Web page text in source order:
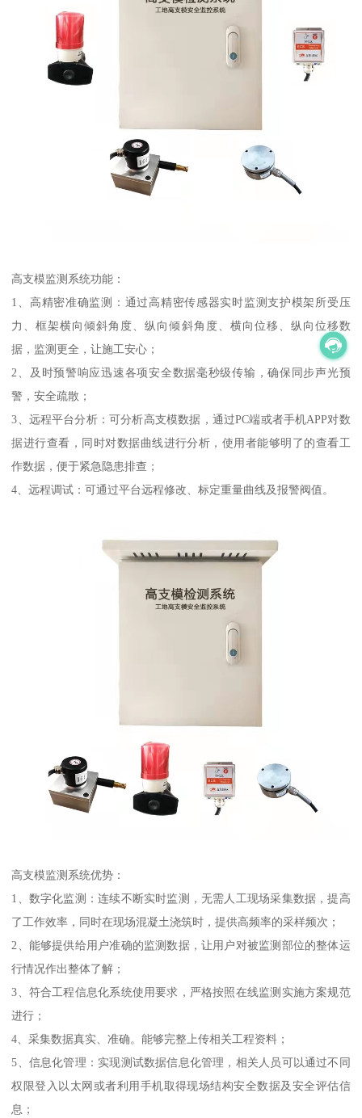
高支模监测系统功能：
1、高精密准确监测：通过高精密传感器实时监测支护模架所受压
力、框架横向倾斜角度、纵向倾斜角度、横向位移、纵向位移数
据，监测更全，让施工安心；
2、及时预警响应迅速各项安全数据毫秒级传输，确保同步声光预
警，安全疏散；
3、远程平台分析：可分析高支模数据，通过PC端或者手机APP对数
据进行查看，同时对数据曲线进行分析，使用者能够明了的查看工
作数据，便于紧急隐患排查；
4、远程调试：可通过平台远程修改、标定重量曲线及报警阀值。
高支模监测系统优势：
1、数字化监测：连续不断实时监测，无需人工现场采集数据，提高
了工作效率，同时在现场混凝土浇筑时，提供高频率的采样频次；
2、能够提供给用户准确的监测数据，让用户对被监测部位的整体运
行情况作出整体了解；
3、符合工程信息化系统使用要求，严格按照在线监测实施方案规范
进行；
4、采集数据真实、准确。能够完整上传相关工程资料；
5、信息化管理：实现测试数据信息化管理，相关人员可以通过不同
权限登入以太网或者利用手机取得现场结构安全数据及安全评估信
息；